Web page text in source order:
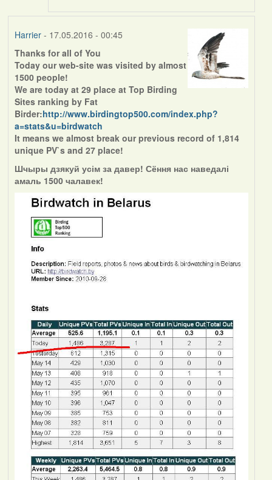
Harrier- 17.05.2016 - 00:45
Thanks for all of You
Today our web-site was visited by almost
1500 people!
We are today at 29 place at Top Birding
Sites ranking by Fat
Birder:http://www.birdingtop500.com/index.php?
a=stats&u=birdwatch
It means we almost break our previous record of 1,814
unique PV`s and 27 place!
Шчыры дзякуй усім за давер! Сёння нас наведалі
амаль 1500 чалавек!